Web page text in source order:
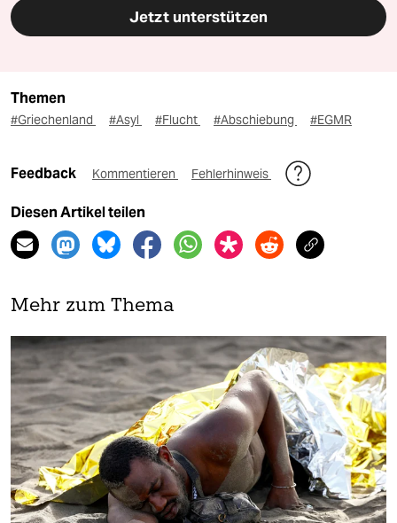
Jetzt unterstützen
Themen
#Griechenland #Asyl #Flucht #Abschiebung #EGMR
Feedback Kommentieren Fehlerhinweis
Diesen Artikel teilen
Mehr zum Thema